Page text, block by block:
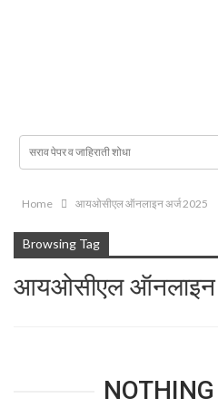
Home आयओसीएल ऑनलाइन अर्ज 2025
Browsing Tag
आयओसीएल ऑनलाइन